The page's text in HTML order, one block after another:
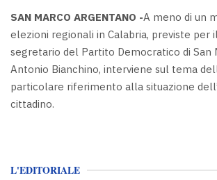
SAN MARCO ARGENTANO -A meno di un
elezioni regionali in Calabria, previste per
segretario del Partito Democratico di San
Antonio Bianchino, interviene sul tema
particolare riferimento alla situazione
cittadino.
L'EDITORIALE